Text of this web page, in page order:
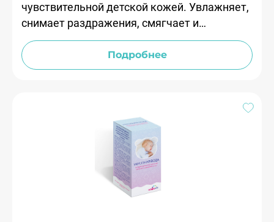
чувствительной детской кожей. Увлажняет,
снимает раздражения, смягчает и
восстанавливает кожу, имеет легкую
текстуру, быстро впитывается, не оставляя
жирного блеска.Подходит для ежедневного
Подробнее